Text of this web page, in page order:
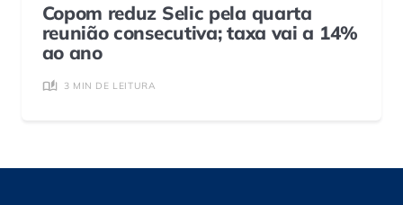
Copom reduz Selic pela quarta
reunião consecutiva; taxa vai a 14%
ao ano
3 MIN DE LEITURA